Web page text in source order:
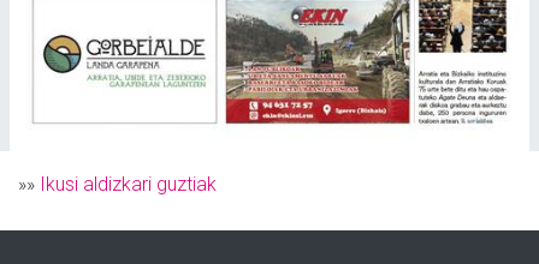
»» Ikusi aldizkari guztiak